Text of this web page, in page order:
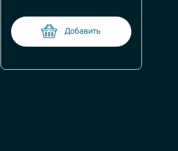
Добавить